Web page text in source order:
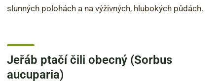
slunných polohách a na výživných, hlubokých půdách.
Jeřáb ptačí čili obecný (Sorbus
aucuparia)